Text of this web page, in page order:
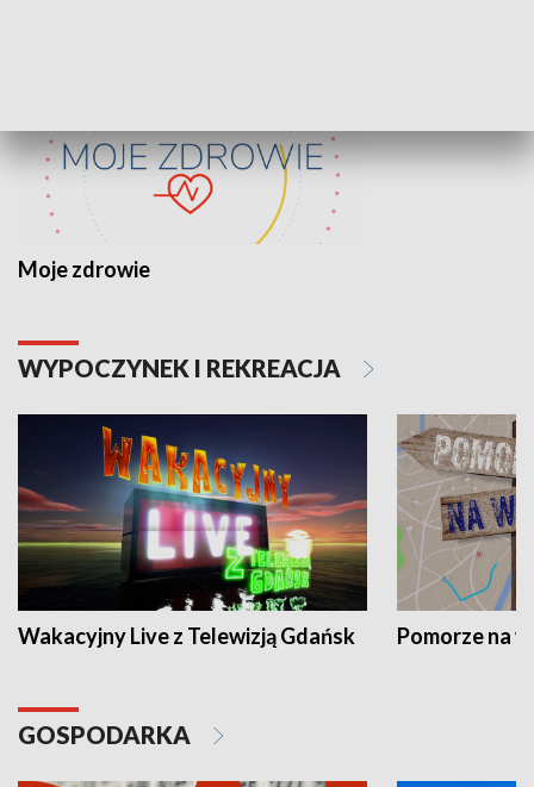
Moje zdrowie
WYPOCZYNEK I REKREACJA
Wakacyjny Live z Telewizją Gdańsk Pomorze na
GOSPODARKA